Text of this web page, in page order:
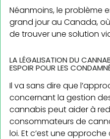
Néanmoins, le problème
grand jour au Canada,
de trouver une solution
LA LÉGALISATION DU
ESPOIR POUR LES
Il va sans dire que
concernant la gestion
cannabis peut aider à
consommateurs de
loi. Et c’est une